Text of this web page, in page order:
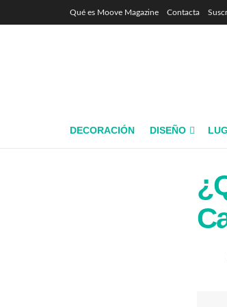
Qué es Moove Magazine Contacta
DECORACIÓN DISEÑO